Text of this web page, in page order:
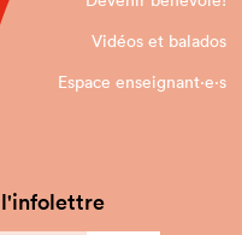
Vidéos et balados
Espace enseignant·e⋅s
l'infolettre